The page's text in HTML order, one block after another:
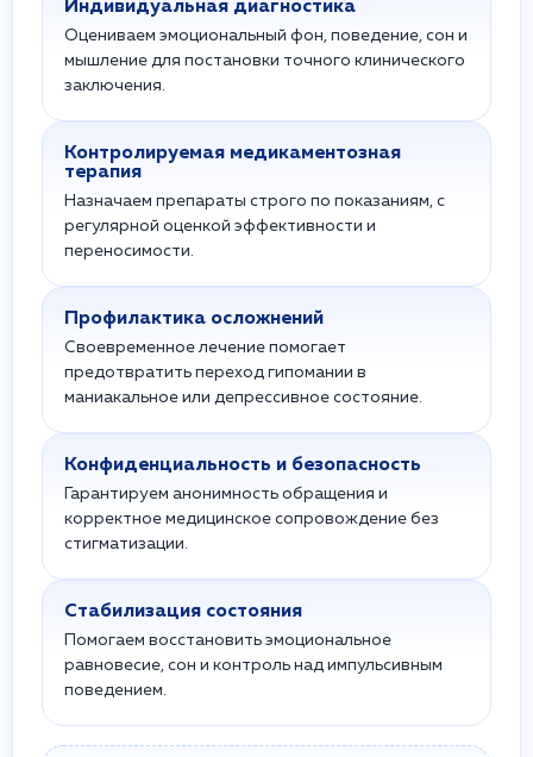
Индивидуальная диагностика
Оцениваем эмоциональный фон, поведение, сон и
мышление для постановки точного клинического
заключения.
Контролируемая медикаментозная
терапия
Назначаем препараты строго по показаниям, с
регулярной оценкой эффективности и
переносимости.
Профилактика осложнений
Своевременное лечение помогает
предотвратить переход гипомании в
маниакальное или депрессивное состояние.
Конфиденциальность и безопасность
Гарантируем анонимность обращения и
корректное медицинское сопровождение без
стигматизации.
Стабилизация состояния
Помогаем восстановить эмоциональное
равновесие, сон и контроль над импульсивным
поведением.